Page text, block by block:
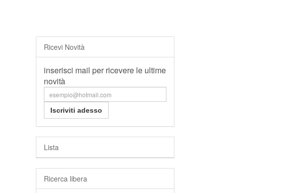
Ricevi Novità
inserisci mail per ricevere le ultime
novità
Lista
Ricerca libera